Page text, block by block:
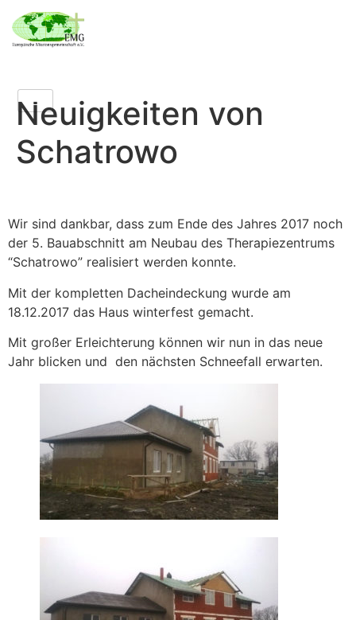
Neuigkeiten von
Schatrowo
Wir sind dankbar, dass zum Ende des Jahres 2017 noch
der 5. Bauabschnitt am Neubau des Therapiezentrums
“Schatrowo” realisiert werden konnte.
Mit der kompletten Dacheindeckung wurde am
18.12.2017 das Haus winterfest gemacht.
Mit großer Erleichterung können wir nun in das neue
Jahr blicken und den nächsten Schneefall erwarten.